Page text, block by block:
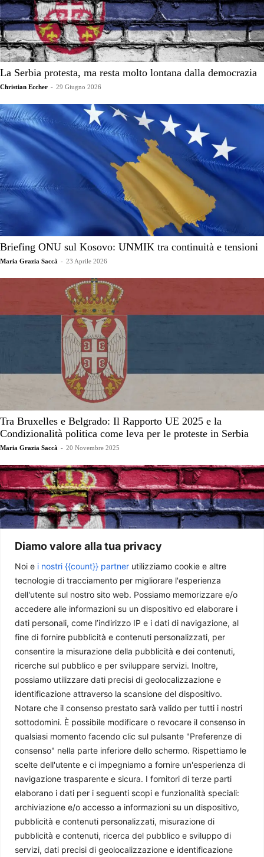
Diamo valore alla tua privacy
Noi e i nostri {{count}} partner utilizziamo cookie e altre
tecnologie di tracciamento per migliorare l'esperienza
dell'utente sul nostro sito web. Possiamo memorizzare e/o
accedere alle informazioni su un dispositivo ed elaborare i
dati personali, come l’indirizzo IP e i dati di navigazione, al
fine di fornire pubblicità e contenuti personalizzati, per
consentire la misurazione della pubblicità e dei contenuti,
ricerche sul pubblico e per sviluppare servizi. Inoltre,
possiamo utilizzare dati precisi di geolocalizzazione e
identificazione attraverso la scansione del dispositivo.
Notare che il consenso prestato sarà valido per tutti i nostri
sottodomini. È possibile modificare o revocare il consenso in
qualsiasi momento facendo clic sul pulsante "Preferenze di
consenso" nella parte inferiore dello schermo. Rispettiamo le
scelte dell'utente e ci impegniamo a fornire un'esperienza di
navigazione trasparente e sicura. I fornitori di terze parti
elaborano i dati per i seguenti scopi e funzionalità speciali:
archiviazione e/o accesso a informazioni su un dispositivo,
pubblicità e contenuti personalizzati, misurazione di
pubblicità e contenuti, ricerca del pubblico e sviluppo di
servizi, dati precisi di geolocalizzazione e identificazione
La Serbia protesta, ma resta molto lontana dalla democrazia
Christian Eccher - 29 Giugno 2026
Briefing ONU sul Kosovo: UNMIK tra continuità e tensioni
Maria Grazia Saccà - 23 Aprile 2026
Tra Bruxelles e Belgrado: Il Rapporto UE 2025 e la
Condizionalità politica come leva per le proteste in Serbia
Maria Grazia Saccà - 20 Novembre 2025
Serbia: grandezza e miseria di una protesta (II)
Christian Eccher - 17 Luglio 2025
Chi siamo
Il Caffè Geopolitico è una Associazione di Promozione Sociale. Dal